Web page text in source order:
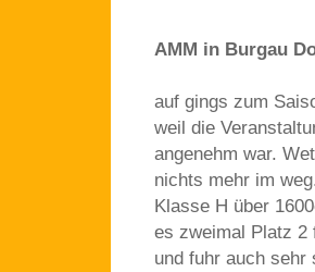
AMM in Burgau
auf gings zum
weil die
angenehm war.
nichts mehr im
Klasse H über
es zweimal Platz 2
und fuhr auch sehr